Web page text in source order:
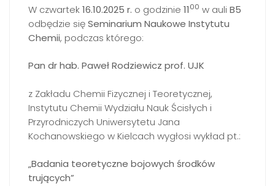
W czwartek16.10.2025 r. o godzinie 1100 w auli B5
odbędzie sięSeminarium Naukowe Instytutu
Chemii, podczas którego:
Pan dr hab. Paweł Rodziewicz prof. UJK
z Zakładu Chemii Fizycznej i Teoretycznej,
Instytutu Chemii Wydziału Nauk Ścisłych i
Przyrodniczych Uniwersytetu Jana
Kochanowskiego w Kielcach wygłosi wykład pt.:
„Badania teoretyczne bojowych środków
trujących”